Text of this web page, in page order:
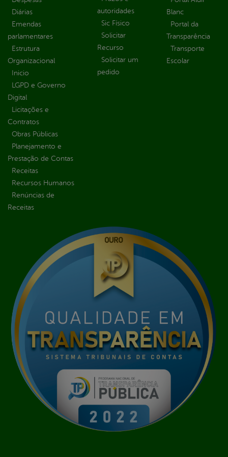
Diárias
Emendas
parlamentares
Estrutura
Organizacional
Inicio
LGPD e Governo
Digital
Licitações e
Contratos
Obras Públicas
Planejamento e
Prestação de Contas
Receitas
Recursos Humanos
Renúncias de
Receitas
autoridades
Sic Físico
Solicitar
Recurso
Solicitar um
pedido
Blanc
Portal da
Transparência
Transporte
Escolar